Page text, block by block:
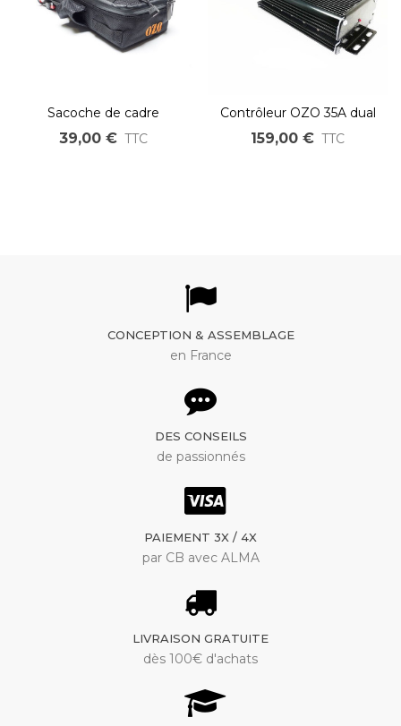
Sacoche de cadre
rectangulaire 3.3L pour
batterie 17Ah et 21Ah
39,00 € TTC
Contrôleur OZO 35A dual
sensored sensorless 24V
36V 48V pour moteur
159,00 € TTC
CONCEPTION & ASSEMBLAGE
en France
DES CONSEILS
de passionnés
PAIEMENT 3X / 4X
par CB avec ALMA
LIVRAISON GRATUITE
dès 100€ d'achats